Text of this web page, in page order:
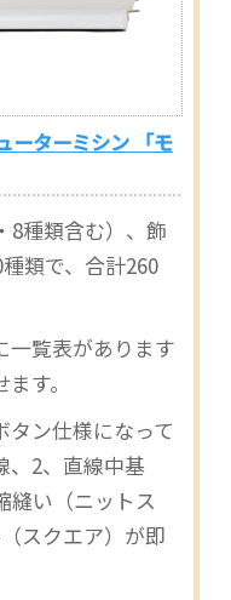
ーターミシン 「モ
8種類含む）、飾
類で、合計260
一覧表があります
す。
タン仕様になって
、2、直線中基
縫い（ニットス
スクエア）が即